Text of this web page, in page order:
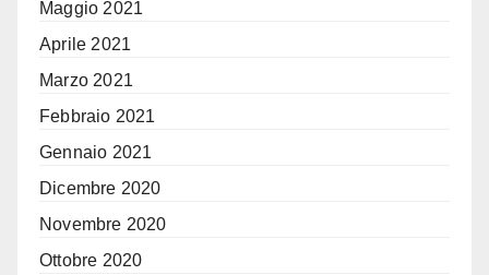
Maggio 2021
Aprile 2021
Marzo 2021
Febbraio 2021
Gennaio 2021
Dicembre 2020
Novembre 2020
Ottobre 2020